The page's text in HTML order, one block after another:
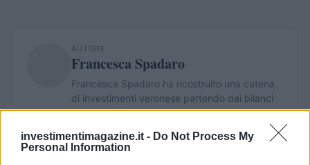
investimentimagazine.it - Do Not Process My
Personal Information
AUTORE
Francesca Spadaro
Francesca Spadaro ha ricostruito una catena
di investimenti veronese partendo dai bilanci
depositati alla Camera di Commercio; è
PMI e mercati. Laureata in economia, collabora